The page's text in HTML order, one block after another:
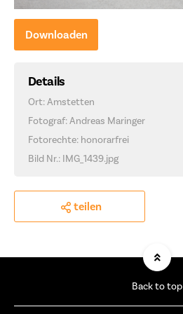
Downloaden
Details
Ort: Amstetten
Fotograf: Andreas Maringer
Fotorechte: honorarfrei
Bild Nr.: IMG_1439.jpg
teilen
Back to top